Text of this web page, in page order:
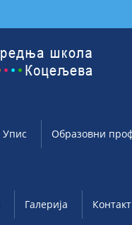
Упис Образовни
Галерија Контакт